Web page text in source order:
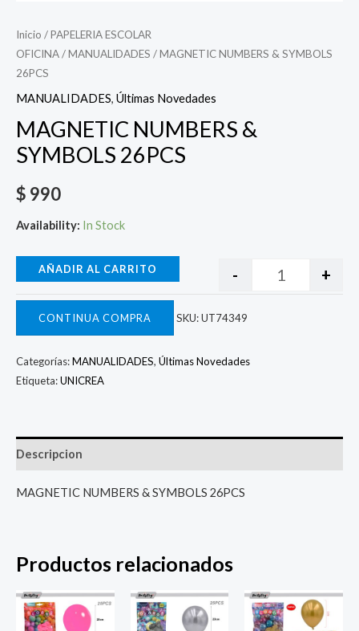
Inicio /PAPELERIA ESCOLAR
OFICINA/MANUALIDADES / MAGNETIC NUMBERS & SYMBOLS
26PCS
MANUALIDADES, Últimas Novedades
MAGNETIC NUMBERS &
SYMBOLS 26PCS
$ 990
Availability: In Stock
- +
AÑADIR AL CARRITO
CONTINUA COMPRA SKU:UT74349
Categorías:MANUALIDADES, Últimas Novedades
Etiqueta:UNICREA
Descripcion
MAGNETIC NUMBERS & SYMBOLS 26PCS
Productos relacionados